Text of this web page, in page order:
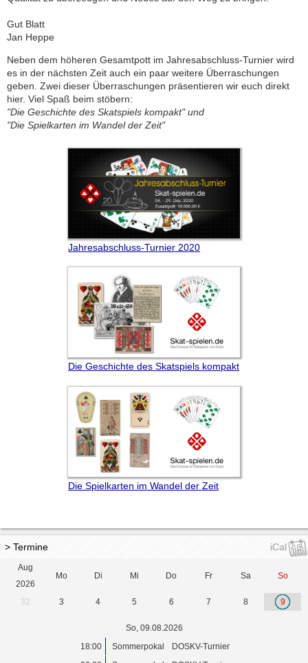
Gut Blatt
Jan Heppe
Neben dem höheren Gesamtpott im Jahresabschluss-Turnier wird
es in der nächsten Zeit auch ein paar weitere Überraschungen
geben. Zwei dieser Überraschungen präsentieren wir euch direkt
hier. Viel Spaß beim stöbern:
"Die Geschichte des Skatspiels kompakt" und
"Die Spielkarten im Wandel der Zeit"
Jahresabschluss-Turnier 2020
Die Geschichte des Skatspiels kompakt
Die Spielkarten im Wandel der Zeit
> Termine iCal
Aug
2026
Mo Di Mi Do Fr Sa So
32 3 4 5 6 7 8 9
So, 09.08.2026
18:00
Sommerpokal
DOSKV-Turnier